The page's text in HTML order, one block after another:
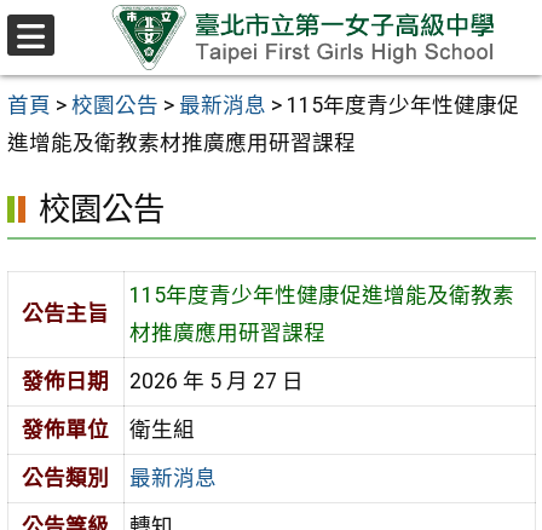
跳至主要內容區
首頁 > 校園公告 > 最新消息 > 115年度青少年性健康促
進增能及衛教素材推廣應用研習課程
校園公告
公告主旨
115年度青少年性健康促進增能及衛教素
材推廣應用研習課程
發佈日期
2026 年 5 月 27 日
發佈單位
衛生組
公告類別
最新消息
選
單